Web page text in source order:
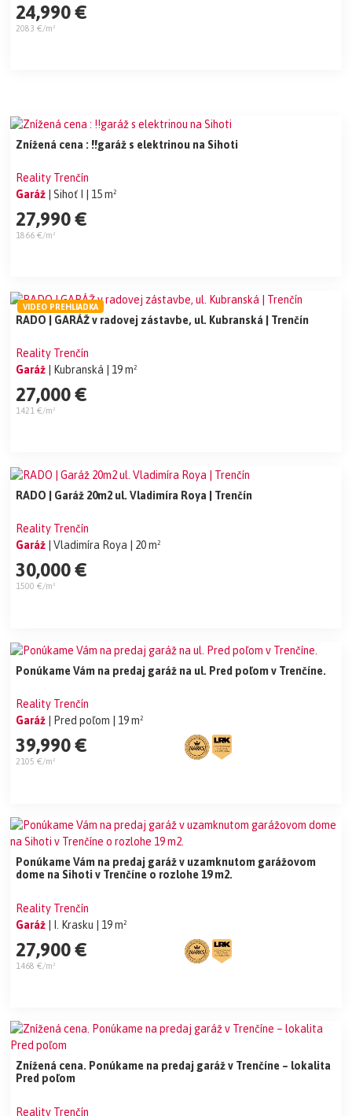
24,990 €
2083 €/m²
Znížená cena : !!garáž s elektrinou na Sihoti
Reality Trenčín
Garáž
| Sihoť I | 15 m²
27,990 €
1866 €/m²
RADO | GARÁŽ v radovej zástavbe, ul. Kubranská | Trenčín
Reality Trenčín
Garáž
| Kubranská | 19 m²
27,000 €
1421 €/m²
VIDEO PREHLIADKA
RADO | Garáž 20m2 ul. Vladimíra Roya | Trenčín
Reality Trenčín
Garáž
| Vladimíra Roya | 20 m²
30,000 €
1500 €/m²
Ponúkame Vám na predaj garáž na ul. Pred poľom v Trenčíne.
Reality Trenčín
Garáž
| Pred poľom | 19 m²
39,990 €
2105 €/m²
Ponúkame Vám na predaj garáž v uzamknutom garážovom
dome na Sihoti v Trenčíne o rozlohe 19 m2.
Reality Trenčín
Garáž | I. Krasku | 19 m²
27,900 €
1468 €/m²
Znížená cena. Ponúkame na predaj garáž v Trenčíne – lokalita
Pred poľom
Reality Trenčín